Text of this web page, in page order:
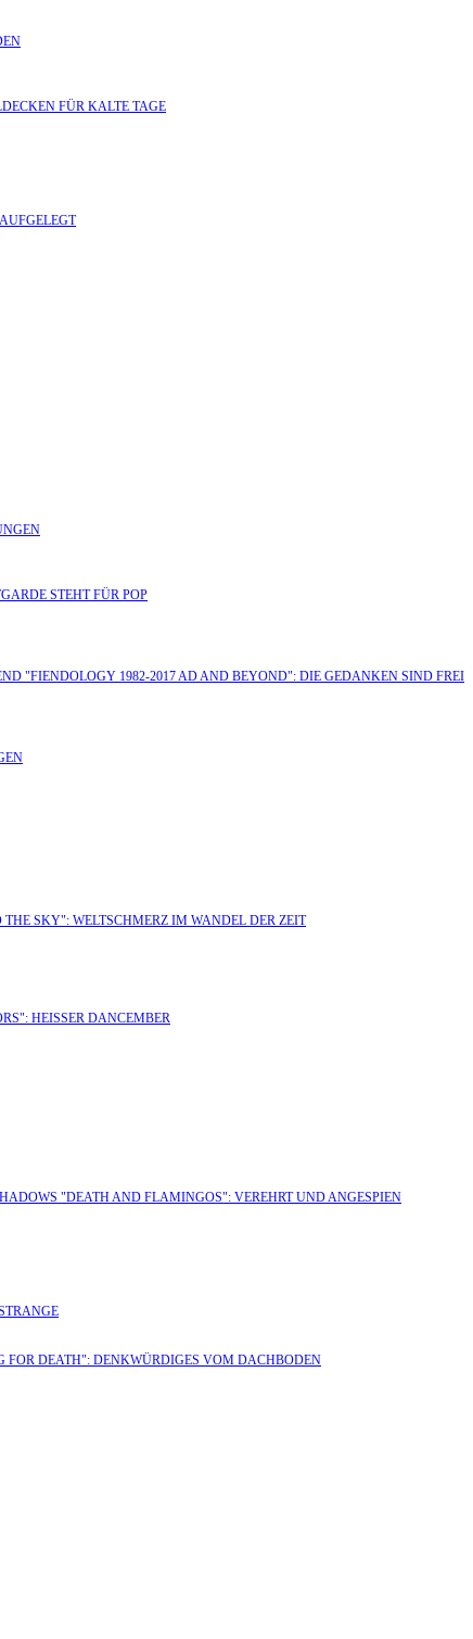
FÜR KALTE TAGE
STEHT FÜR POP
"FIENDOLOGY 1982-2017 AD AND BEYOND": DIE GEDANKEN SIND FREI
SKY": WELTSCHMERZ IM WANDEL DER ZEIT
HEISSER DANCEMBER
"DEATH AND FLAMINGOS": VEREHRT UND ANGESPIEN
FOR DEATH": DENKWÜRDIGES VOM DACHBODEN